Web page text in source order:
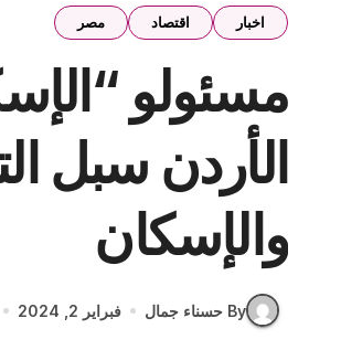
اخبار اقتصاد مصر
مسئولو
الأردن سبل
والإسكان
By حسناء جمال فبراير 2, 2024